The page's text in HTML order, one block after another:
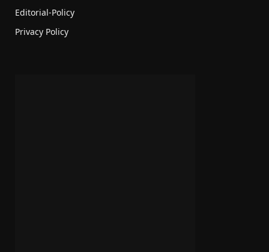
Editorial-Policy
Privacy Policy